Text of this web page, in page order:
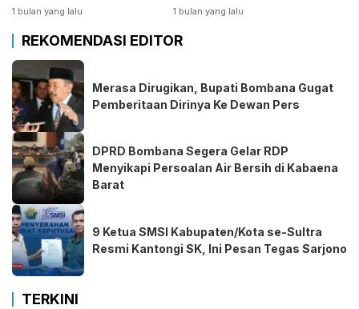
Kabaen
1 bulan yang lalu
Bombana
1 bulan yang lalu
REKOMENDASI EDITOR
Merasa Dirugikan, Bupati Bombana Gugat
Pemberitaan Dirinya Ke Dewan Pers
DPRD Bombana Segera Gelar RDP
Menyikapi Persoalan Air Bersih di Kabaena
Barat
9 Ketua SMSI Kabupaten/Kota se-Sultra
Resmi Kantongi SK, Ini Pesan Tegas Sarjono
TERKINI